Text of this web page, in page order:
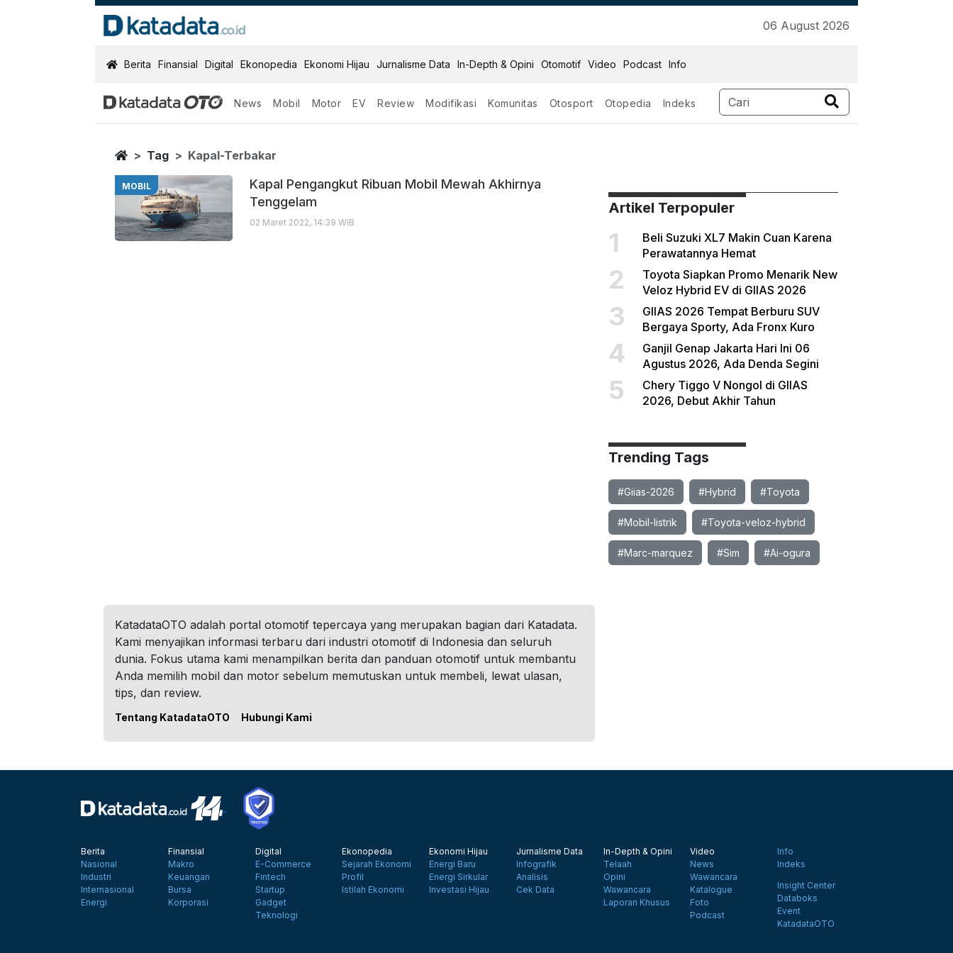
06 August 2026
KatadataOTO
Berita Finansial Digital Ekonopedia Ekonomi Hijau Jurnalisme Data In-Depth & Opini Otomotif Video Podcast Info
News Mobil Motor EV Review Modifikasi Komunitas Otosport Otopedia Indeks
Kapal Terbakar
Berita Terbaru
Home
Tag Kapal-Terbakar
MOBIL
Kapal Pengangkut Ribuan Mobil Mewah Akhirnya
Tenggelam
02 Maret 2022, 14:39 WIB
Artikel Terpopuler
1
Beli Suzuki XL7 Makin Cuan Karena
Perawatannya Hemat
2
Toyota Siapkan Promo Menarik New
Veloz Hybrid EV di GIIAS 2026
3
GIIAS 2026 Tempat Berburu SUV
Bergaya Sporty, Ada Fronx Kuro
4
Ganjil Genap Jakarta Hari Ini 06
Agustus 2026, Ada Denda Segini
5
Chery Tiggo V Nongol di GIIAS
2026, Debut Akhir Tahun
Trending Tags
#Giias-2026 #Hybrid #Toyota
#Mobil-listrik #Toyota-veloz-hybrid
#Marc-marquez #Sim #Ai-ogura
KatadataOTO adalah portal otomotif tepercaya yang merupakan bagian dari Katadata.
Kami menyajikan informasi terbaru dari industri otomotif di Indonesia dan seluruh
dunia. Fokus utama kami menampilkan berita dan panduan otomotif untuk membantu
Anda memilih mobil dan motor sebelum memutuskan untuk membeli, lewat ulasan,
tips, dan review.
Tentang KatadataOTO Hubungi Kami
Berita
Nasional
Industri
Internasional
Energi
Finansial
Makro
Keuangan
Bursa
Korporasi
Digital
E-Commerce
Fintech
Startup
Gadget
Teknologi
Ekonopedia
Sejarah Ekonomi
Profil
Istilah Ekonomi
Ekonomi Hijau
Energi Baru
Energi Sirkular
Investasi Hijau
Jurnalisme Data
Infografik
Analisis
Cek Data
In-Depth & Opini
Telaah
Opini
Wawancara
Laporan Khusus
Video
News
Wawancara
Katalogue
Foto
Podcast
Info
Indeks
Insight Center
Databoks
Event
KatadataOTO